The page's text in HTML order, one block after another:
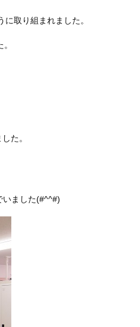
に取り組まれました。
た。
いました(#^^#)